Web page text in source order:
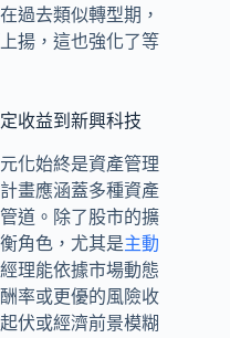
過去類似轉型期，
揚，這也強化了等
收益到新興科技
化始終是資產管理
畫應涵蓋多種資產
道。除了股市的擴
角色，尤其是主動
理能依據市場動態
率或更優的風險收
伏或經濟前景模糊